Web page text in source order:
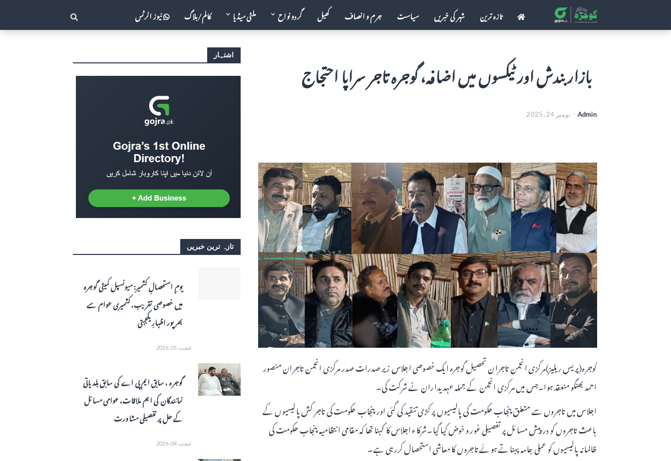
تازہ ترین شہر کی خبریں سیاست جرم و انصاف کھیل گردو نواح ملٹی میڈیا کالم/بلاگ نیوز الرٹس
بازار بندش اور ٹیکسوں میں اضافہ، گوجرہ تاجر سراپا احتجاج
Admin
- نومبر 24, 2025
گوجرہ(پریس ریلیز)مرکزی انجمن تاجران تحصیل گوجرہ ایک خصوصی اجلاس زیر صدرات صدر مرکزی انجمن تاجران منصور
احمد بھنگو منعقد ہوا۔جس میں مرکزی انجمن کے جملہ عہدیداران نے شرکت کی۔
اجلاس میں تاجروں سے متعلق پنجاب حکومت کی پالیسیوں پر کڑی تنقید کی گئی اور پنجاب حکومت کی تاجر کش پالیسیوں کے
باعث تاجروں کو درپیش مسائل پر تفصیلی غور و خوض کیا گیا۔شرکاء اجلاس کا کہنا تھا کہ مقامی انتظامیہ پنجاب حکومت کی
ظالمانہ پالیسیوں کو عملی جامہ پہناتے ہوئے تاجروں کا معاشی استحصال کررہی ہے۔
اشتہار
تازہ ترین خبریں
یومِ استحصالِ کشمیر: میونسپل کمیٹی گوجرہ
میں خصوصی تقریب، کشمیری عوام سے
بھرپور اظہارِ یکجہتی
غشت 05, 2026
گوجرہ ، سابق ایم پی اے کی سابق بلدیاتی
نمائندگان کی اہم ملاقات، عوامی مسائل
کے حل پر تفصیلی مشاورت
غشت 04, 2026